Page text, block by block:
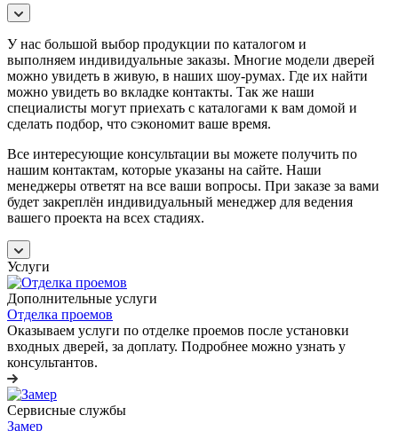
У нас большой выбор продукции по каталогом и
выполняем индивидуальные заказы. Многие модели дверей
можно увидеть в живую, в наших шоу-румах. Где их найти
можно увидеть во вкладке контакты. Так же наши
специалисты могут приехать с каталогами к вам домой и
сделать подбор, что сэкономит ваше время.
Все интересующие консультации вы можете получить по
нашим контактам, которые указаны на сайте. Наши
менеджеры ответят на все ваши вопросы. При заказе за вами
будет закреплён индивидуальный менеджер для ведения
вашего проекта на всех стадиях.
Услуги
Дополнительные услуги
Отделка проемов
Оказываем услуги по отделке проемов после установки
входных дверей, за доплату. Подробнее можно узнать у
консультантов.
Сервисные службы
Замер